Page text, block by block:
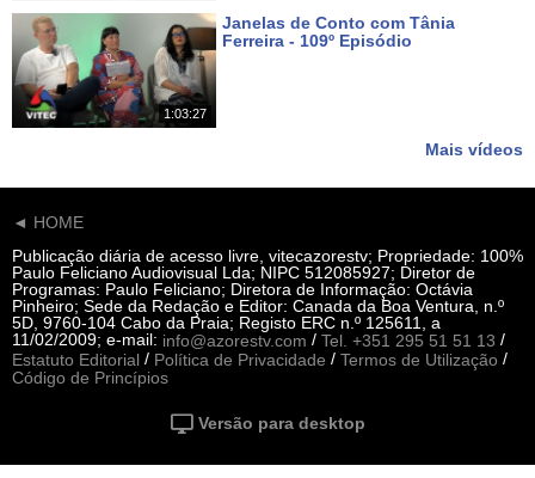
1:03:27
Janelas de Conto com Tânia
Ferreira - 109º Episódio
Mais vídeos
◄ HOME
Publicação diária de acesso livre, vitecazorestv; Propriedade: 100%
Paulo Feliciano Audiovisual Lda; NIPC 512085927; Diretor de
Programas: Paulo Feliciano; Diretora de Informação: Octávia
Pinheiro; Sede da Redação e Editor: Canada da Boa Ventura, n.º
5D, 9760-104 Cabo da Praia; Registo ERC n.º 125611, a
11/02/2009; e-mail: info@azorestv.com / Tel. +351 295 51 51 13 /
Estatuto Editorial / Política de Privacidade / Termos de Utilização /
Código de Princípios
Versão para desktop